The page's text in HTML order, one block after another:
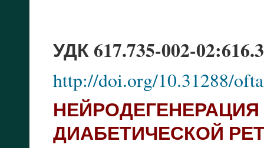
УДК 617.735-002-
http://doi.org/10.31288/
ДИАБЕТИЧЕСКОЙ